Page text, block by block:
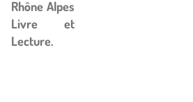
Rhône Alpes
Livre et
Lecture.